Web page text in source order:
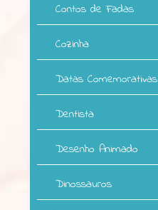
Contos de Fadas
Cozinha
Datas Comemorativas
Dentista
Desenho Animado
Dinossauros